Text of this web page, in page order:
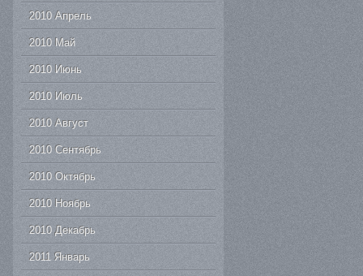
2010 Апрель
2010 Май
2010 Июнь
2010 Июль
2010 Август
2010 Сентябрь
2010 Октябрь
2010 Ноябрь
2010 Декабрь
2011 Январь